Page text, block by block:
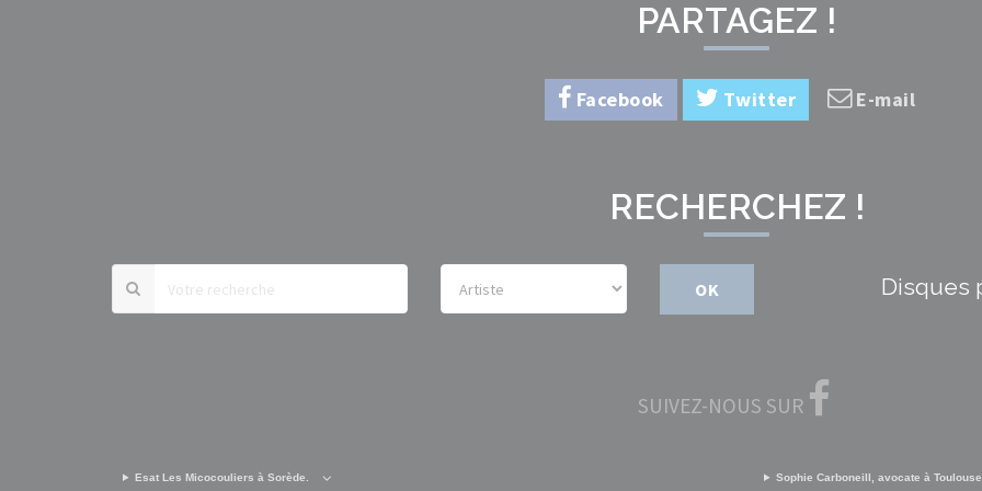
PARTAGEZ !
Facebook Twitter E-mail
RECHERCHEZ !
OK Disques
SUIVEZ-NOUS SUR
Esat Les Micocouliers à Sorède. Sophie Carboneill, avocate à Toulouse